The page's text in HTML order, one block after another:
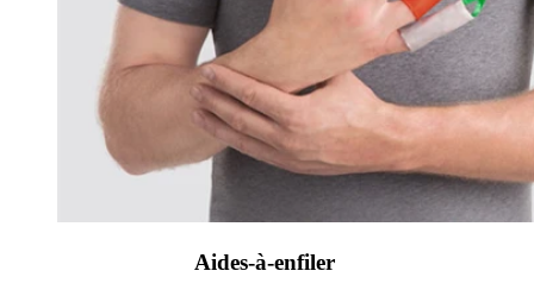
Aides-à-enfiler